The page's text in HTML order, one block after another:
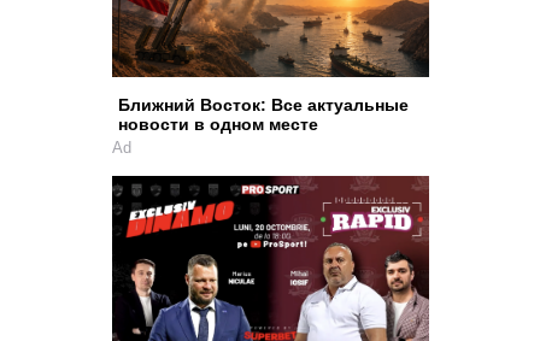
Ближний Восток: Все актуальные
новости в одном месте
Ad